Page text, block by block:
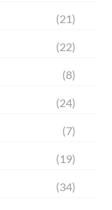
(21)
(22)
(8)
(24)
(7)
(19)
(34)